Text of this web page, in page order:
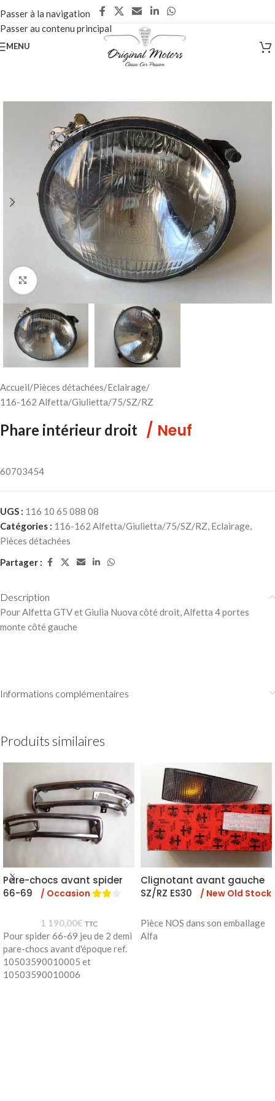
Passer à la navigation
Passer au contenu principal
MENU
Cliquez pour agrandir
Accueil/Pièces détachées/Eclairage/
116-162 Alfetta/Giulietta/75/SZ/RZ
Phare intérieur droit / Neuf
60703454
UGS : 116 10 65 088 08
Catégories : 116-162 Alfetta/Giulietta/75/SZ/RZ, Eclairage,
Pièces détachées
Partager :
Description
Pour Alfetta GTV et Giulia Nuova côté droit, Alfetta 4 portes
monte côté gauche
Informations complémentaires
Produits similaires
Pare-chocs avant spider
66-69
/ Occasion
1 190,00€ TTC
Pour spider 66-69 jeu de 2 demi
pare-chocs avant d'époque ref.
10503590010005 et
10503590010006
Clignotant avant gauche
SZ/RZ ES30
/ New Old Stock
Pièce NOS dans son emballage
Alfa